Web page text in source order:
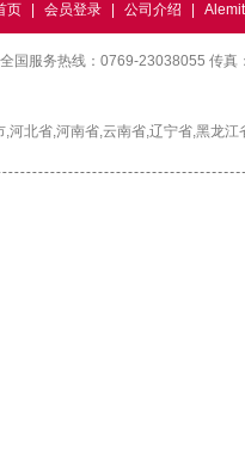
页 会员登录 公司介绍
全国服务热线：0769-23038055 传
,河北省,河南省,云南省,辽宁省,黑龙